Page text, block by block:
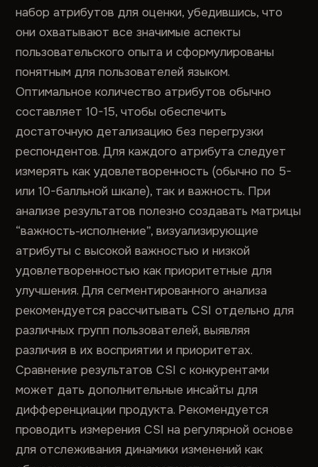
набор атрибутов для оценки, убедившись, что
они охватывают все значимые аспекты
пользовательского опыта и сформулированы
понятным для пользователей языком.
Оптимальное количество атрибутов обычно
составляет 10-15, чтобы обеспечить
достаточную детализацию без перегрузки
респондентов. Для каждого атрибута следует
измерять как удовлетворенность (обычно по 5-
или 10-балльной шкале), так и важность. При
анализе результатов полезно создавать матрицы
“важность-исполнение”, визуализирующие
атрибуты с высокой важностью и низкой
удовлетворенностью как приоритетные для
улучшения. Для сегментированного анализа
рекомендуется рассчитывать CSI отдельно для
различных групп пользователей, выявляя
различия в их восприятии и приоритетах.
Сравнение результатов CSI с конкурентами
может дать дополнительные инсайты для
дифференциации продукта. Рекомендуется
проводить измерения CSI на регулярной основе
для отслеживания динамики изменений как